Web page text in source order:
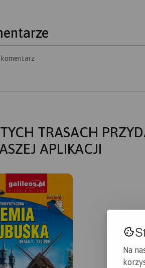
Na
komentarz
TRASACH
APLIKACJI